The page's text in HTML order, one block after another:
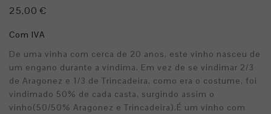
25,00 €
Com IVA
De uma vinha com cerca de 20 anos, este vinho nasceu de
um engano durante a vindima. Em vez de se vindimar 2/3
de Aragonez e 1/3 de Trincadeira, como era o costume, foi
vindimado 50% de cada casta, surgindo assim o
vinho(50/50% Aragonez e Trincadeira).É um vinho com